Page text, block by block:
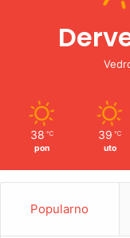
38 ℃
pon
39 ℃
uto
Popularno